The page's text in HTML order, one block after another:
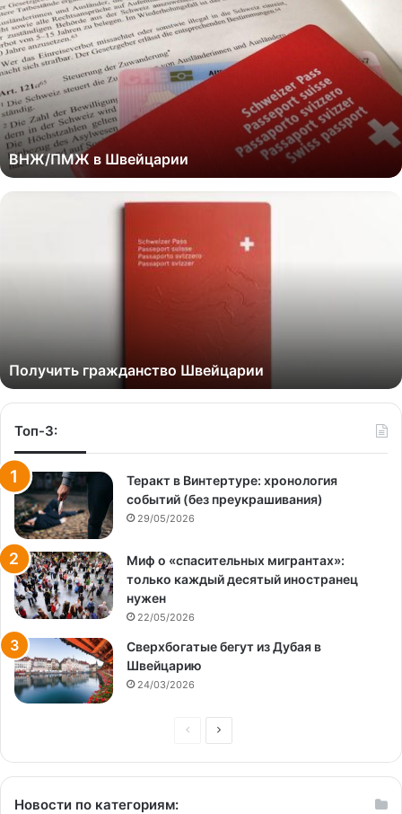
ВНЖ/ПМЖ в Швейцарии
Получить гражданство Швейцарии
Топ-3:
Теракт в Винтертуре: хронология
событий (без преукрашивания)
29/05/2026
Миф о «спасительных мигрантах»:
только каждый десятый иностранец
нужен
22/05/2026
Сверхбогатые бегут из Дубая в
Швейцарию
24/03/2026
Предыдущая
Следующая
Новости по категориям: